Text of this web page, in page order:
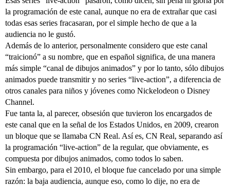
la programación de este canal, aunque no era de extrañar que casi
todas esas series fracasaran, por el simple hecho de que a la
audiencia no le gustó.
Además de lo anterior, personalmente considero que este canal
“traicionó” a su nombre, que en español significa, de una manera
más simple “canal de dibujos animados” y por lo tanto, sólo dibujos
animados puede transmitir y no series “live-action”, a diferencia de
otros canales para niños y jóvenes como Nickelodeon o Disney
Channel.
Fue tanta la, al parecer, obsesión que tuvieron los encargados de
este canal que en la señal de los Estados Unidos, en 2009, crearon
un bloque que se llamaba CN Real. Así es, CN Real, separando así
la programación “live-action” de la regular, que obviamente, es
compuesta por dibujos animados, como todos lo saben.
Sin embargo, para el 2010, el bloque fue cancelado por una simple
razón: la baja audiencia, aunque eso, como lo dije, no era de